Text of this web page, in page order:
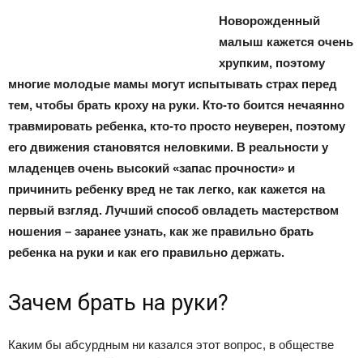
Новорожденный
малыш кажется очень
хрупким, поэтому
многие молодые мамы могут испытывать страх перед
тем, чтобы брать кроху на руки. Кто-то боится нечаянно
травмировать ребенка, кто-то просто неуверен, поэтому
его движения становятся неловкими. В реальности у
младенцев очень высокий «запас прочности» и
причинить ребенку вред не так легко, как кажется на
первый взгляд. Лучший способ овладеть мастерством
ношения – заранее узнать, как же правильно брать
ребенка на руки и как его правильно держать.
Зачем брать на руки?
Каким бы абсурдным ни казался этот вопрос, в обществе